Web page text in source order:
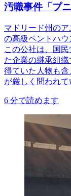
汚職事件「プ
マドリード州の
の高級ペントハウ
この公社は、国
た企業の継承組
得ていた人物も
が厳しく問われて
6 分で読めます